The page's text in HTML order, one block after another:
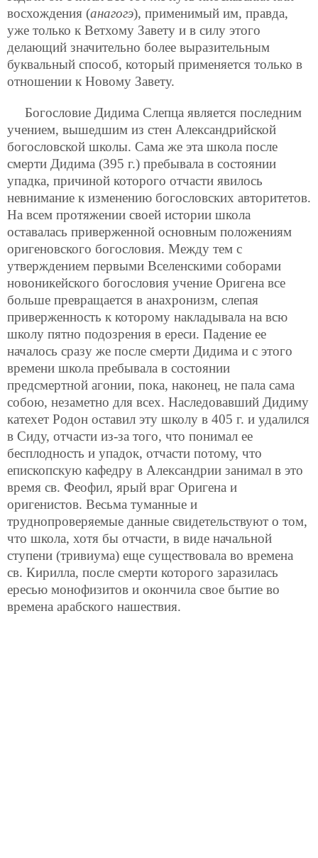
восхождения (анагогэ), применимый им, правда,
уже только к Ветхому Завету и в силу этого
делающий значительно более выразительным
буквальный способ, который применяется только в
отношении к Новому Завету.
Богословие Дидима Слепца является последним
учением, вышедшим из стен Александрийской
богословской школы. Сама же эта школа после
смерти Дидима (395 г.) пребывала в состоянии
упадка, причиной которого отчасти явилось
невнимание к изменению богословских авторитетов.
На всем протяжении своей истории школа
оставалась приверженной основным положениям
оригеновского богословия. Между тем с
утверждением первыми Вселенскими соборами
новоникейского богословия учение Оригена все
больше превращается в анахронизм, слепая
приверженность к которому накладывала на всю
школу пятно подозрения в ереси. Падение ее
началось сразу же после смерти Дидима и с этого
времени школа пребывала в состоянии
предсмертной агонии, пока, наконец, не пала сама
собою, незаметно для всех. Наследовавший Дидиму
катехет Родон оставил эту школу в 405 г. и удалился
в Сиду, отчасти из-за того, что понимал ее
бесплодность и упадок, отчасти потому, что
епископскую кафедру в Александрии занимал в это
время св. Феофил, ярый враг Оригена и
оригенистов. Весьма туманные и
труднопроверяемые данные свидетельствуют о том,
что школа, хотя бы отчасти, в виде начальной
ступени (тривиума) еще существовала во времена
св. Кирилла, после смерти которого заразилась
ересью монофизитов и окончила свое бытие во
времена арабского нашествия.